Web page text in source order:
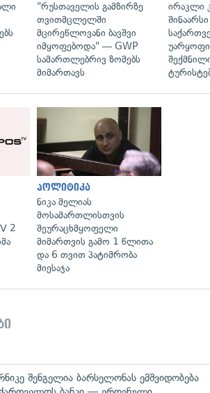
"რუსთაველის გამზირზე
თვითმცლელში
მცირეწლოვანი ბავშვი
იმყოფებოდა" — GWP
სამართლებრივ ზომებს
მიმართავს
ირაკლი
2
პოლიტიკა
ნიკა მელიას
მოსამართლისთვის
შეურაცხმყოფელი
მიმართვის გამო 1 წლითა
და 6 თვით პატიმრობა
მიესაჯა
შენგელია ბარსელონას ემშვიდობება